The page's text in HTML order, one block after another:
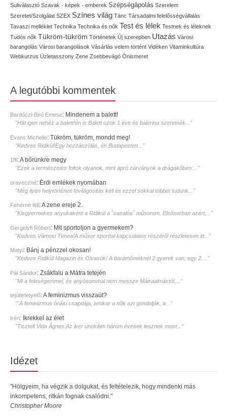
Suliválasztó Szavak - képek - emberek Szépségápolás Szerelem
Szeretet/Szolgálat SZEX Színes világ Tánc Társadalmi felelősségvállalás
Tavaszi melléklet Technika Technika és nők Test és lélek Testnek és léleknek
Tudós nők Tükröm-tükröm Történetek Új szerepben Utazás Városi
barangolás Városi barangolások Vásárlás velem történt Vidéken Vitaminkultúra
Webkurzus Üzletasszony Zene Zsebbevágó Önismeret
A legutóbbi kommentek
Bardóczi-Biró Emese: Mindenem a balett!
"Hát igen nehéz a balett!én is Balett ozok 1 éve és balerina szeretnék..."
Evans Michelle: Tükröm, tükröm, mondd meg!
"Kedves Ridikül!Egy hozzàszòlàs, èn Budapesten..."
1ffi:A bőrünkre megy
"Ezek a természetes foltok olyanok, mint apró zárványok a drágakőben:..."
oraveczné: Érdi emlékek nyomában
"Még ilyen helytörténeti fevilágositás kell és ezzel sokkal többet tudunk..."
Fehérné Ildi:A zene ereje 2.
"Kisgyermekes anyukaként a Ridikül a ˝vasalós˝ műsorom. Elsősorban azért,..."
Gergelyfi Róbert: Mit sportoljon a gyermekem?
"Kedves Vámosi Tímea!A műsor sporttal kapcsolatos részéről részletesen itt..."
Matyi: Bánj a pénzzel okosan!
"Kedves Ridikül Magazin és Olvasók! A barátnőméknél 2 gyerek van, egy 2...."
Pál Sándor: Zsákfalu a Mátra tetején
"Mi a feleségemmel, és anyósommal nem messze Mátraalmástól,..."
tejútlefetyelő:A feminizmus visszaüt?
""A feminizmus óriási csapdája, amikor a nők azt gondolják, a..."
Irén: Ikrekkel az élet
"Tisztelt Vida Ágnes.Az iker unokáim három évesek lesznek most..."
Idézet
"Hölgyeim, ha végzik a dolgukat, és feltételezik, hogy mindenki más
inkompetens, ritkán fognak csalódni."
Christopher Moore